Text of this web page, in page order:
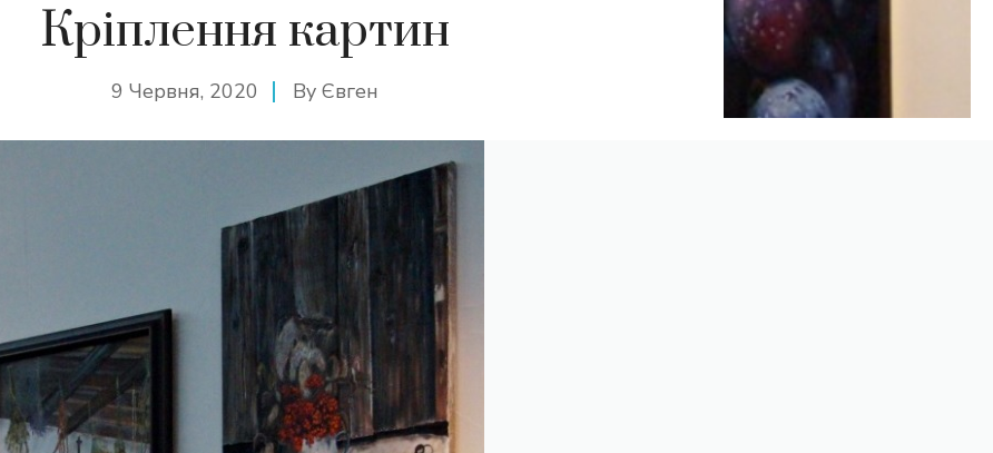
Кріплення картин
9 Червня, 2020 By Євген